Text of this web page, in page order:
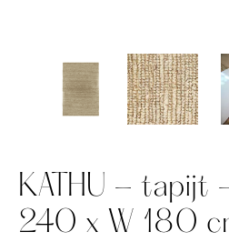
KATHU -
240 x W 180